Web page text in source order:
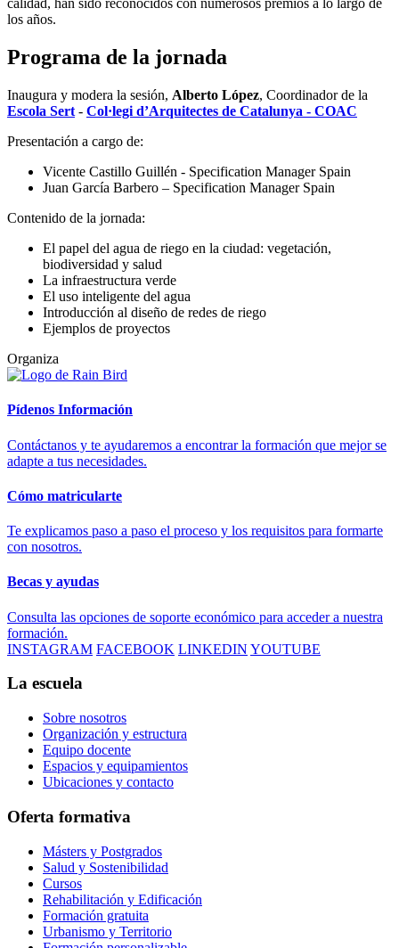
calidad, han sido reconocidos con numerosos premios a lo largo de
los años.
Programa de la jornada
Inaugura y modera la sesión, Alberto López, Coordinador de la
Escola Sert - Col·legi d’Arquitectes de Catalunya - COAC
Presentación a cargo de:
Vicente Castillo Guillén - Specification Manager Spain
Juan García Barbero – Specification Manager Spain
Contenido de la jornada:
El papel del agua de riego en la ciudad: vegetación,
biodiversidad y salud
La infraestructura verde
El uso inteligente del agua
Introducción al diseño de redes de riego
Ejemplos de proyectos
Organiza
Pídenos Información
Contáctanos y te ayudaremos a encontrar la formación que mejor se
adapte a tus necesidades.
Cómo matricularte
Te explicamos paso a paso el proceso y los requisitos para formarte
con nosotros.
Becas y ayudas
Consulta las opciones de soporte económico para acceder a nuestra
formación.
INSTAGRAM FACEBOOK LINKEDIN YOUTUBE
La escuela
Sobre nosotros
Organización y estructura
Equipo docente
Espacios y equipamientos
Ubicaciones y contacto
Oferta formativa
Másters y Postgrados
Salud y Sostenibilidad
Cursos
Rehabilitación y Edificación
Formación gratuita
Urbanismo y Territorio